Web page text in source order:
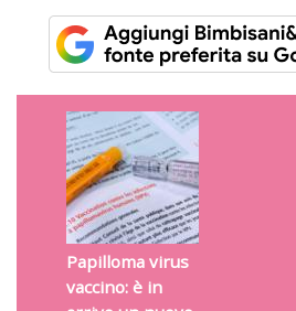
Papilloma virus
vaccino: è in